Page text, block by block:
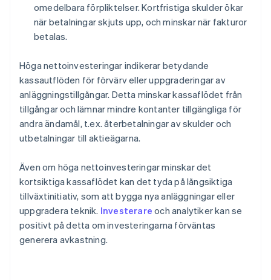
omedelbara förpliktelser. Kortfristiga skulder ökar
när betalningar skjuts upp, och minskar när fakturor
betalas.
Höga nettoinvesteringar indikerar betydande
kassautflöden för förvärv eller uppgraderingar av
anläggningstillgångar. Detta minskar kassaflödet från
tillgångar och lämnar mindre kontanter tillgängliga för
andra ändamål, t.ex. återbetalningar av skulder och
utbetalningar till aktieägarna.
Även om höga nettoinvesteringar minskar det
kortsiktiga kassaflödet kan det tyda på långsiktiga
tillväxtinitiativ, som att bygga nya anläggningar eller
uppgradera teknik. Investerare och analytiker kan se
positivt på detta om investeringarna förväntas
generera avkastning.